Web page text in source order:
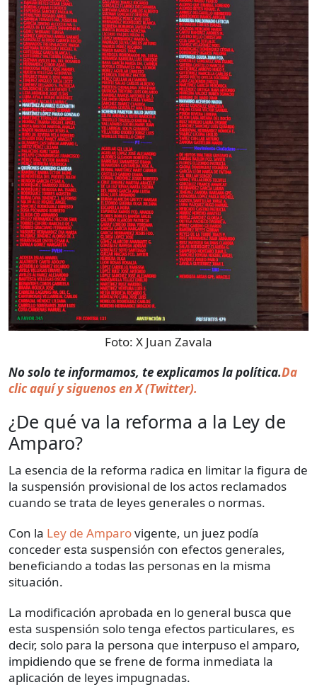
Foto: X Juan Zavala
No solo te informamos, te explicamos la política.Da
clic aquí y siguenos en X (Twitter).
¿De qué va la reforma a la Ley de
Amparo?
La esencia de la reforma radica en limitar la figura de
la suspensión provisional de los actos reclamados
cuando se trata de leyes generales o normas.
Con la Ley de Amparovigente, un juez podía
conceder esta suspensión con efectos generales,
beneficiando a todas las personas en la misma
situación.
La modificación aprobada en lo general busca que
esta suspensión solo tenga efectos particulares, es
decir, solo para la persona que interpuso el amparo,
impidiendo que se frene de forma inmediata la
aplicación de leyes impugnadas.